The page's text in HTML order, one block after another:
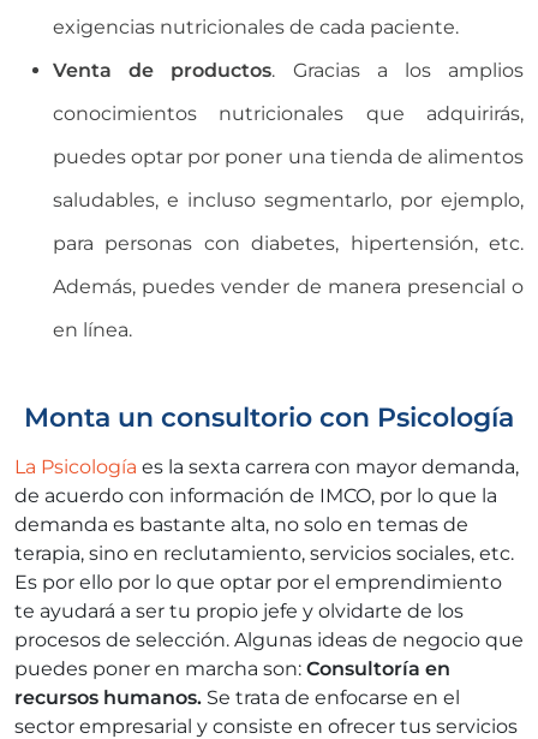
exigencias nutricionales de cada paciente.
Venta de productos. Gracias a los amplios
conocimientos nutricionales que adquirirás,
puedes optar por poner una tienda de alimentos
saludables, e incluso segmentarlo, por ejemplo,
para personas con diabetes, hipertensión, etc.
Además, puedes vender de manera presencial o
en línea.
Monta un consultorio con Psicología
La Psicología es la sexta carrera con mayor demanda,
de acuerdo con información de IMCO, por lo que la
demanda es bastante alta, no solo en temas de
terapia, sino en reclutamiento, servicios sociales, etc.
Es por ello por lo que optar por el emprendimiento
te ayudará a ser tu propio jefe y olvidarte de los
procesos de selección. Algunas ideas de negocio que
puedes poner en marcha son: Consultoría en
recursos humanos. Se trata de enfocarse en el
sector empresarial y consiste en ofrecer tus servicios